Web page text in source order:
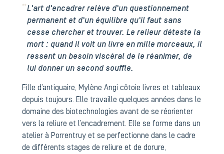
L'art d'encadrer relève d'un questionnement
permanent et d'un équilibre qu'il faut sans
cesse chercher et trouver. Le relieur déteste la
mort : quand il voit un livre en mille morceaux, il
ressent un besoin viscéral de le réanimer, de
lui donner un second souffle.
Fille d’antiquaire, Mylène Angi côtoie livres et tableaux
depuis toujours. Elle travaille quelques années dans le
domaine des biotechnologies avant de se réorienter
vers la reliure et l’encadrement. Elle se forme dans un
atelier à Porrentruy et se perfectionne dans le cadre
de différents stages de reliure et de dorure,